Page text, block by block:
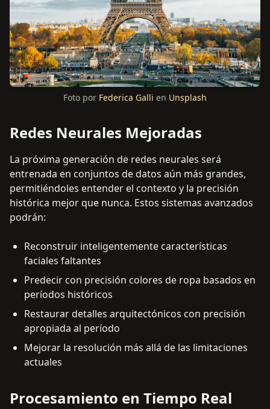
Foto por Federica Galli en Unsplash
Redes Neurales Mejoradas
La próxima generación de redes neurales será
entrenada en conjuntos de datos aún más grandes,
permitiéndoles entender el contexto y la precisión
histórica mejor que nunca. Estos sistemas avanzados
podrán:
Reconstruir inteligentemente características
faciales faltantes
Predecir con precisión colores de ropa basados en
períodos históricos
Restaurar detalles arquitectónicos con precisión
apropiada al período
Mejorar la resolución más allá de las limitaciones
actuales
Procesamiento en Tiempo Real